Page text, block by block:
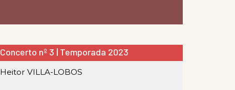
Concerto nº 3 | Temporada 2023
Heitor VILLA-LOBOS